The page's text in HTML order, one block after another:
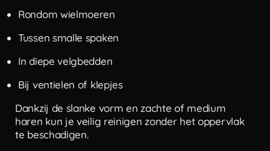
Rondom wielmoeren
Tussen smalle spaken
In diepe velgbedden
Bij ventielen of klepjes
Dankzij de slanke vorm en zachte of medium
haren kun je veilig reinigen zonder het oppervlak
te beschadigen.